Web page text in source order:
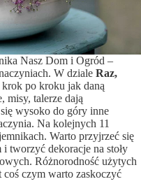
Nasz Dom i Ogród –
W dziale Raz,
po kroku jak daną
misy, talerze dają
wysoko do góry inne
Na kolejnych 11
Warto przyjrzeć się
tworzyć dekoracje na stoły
Różnorodność użytych
coś czym warto zaskoczyć